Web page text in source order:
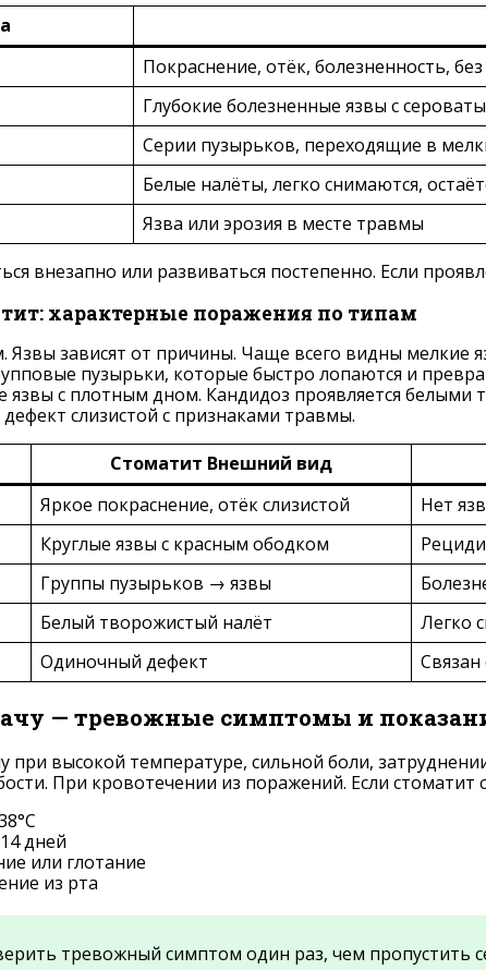
Покраснение, отёк, болезненность,
Глубокие болезненные язвы с
Серии пузырьков, переходящие в
Белые налёты, легко снимаются,
Язва или эрозия в месте травмы
внезапно или развиваться постепенно. Если
характерные поражения по типам
Язвы зависят от причины. Чаще всего видны
пузырьки, которые быстро лопаются и
язвы с плотным дном. Кандидоз проявляется
слизистой с признаками травмы.
Стоматит Внешний вид
Яркое покраснение, отёк слизистой
Нет
Круглые язвы с красным ободком
Группы пузырьков → язвы
Белый творожистый налёт
Легко
Одиночный дефект
— тревожные симптомы и
при высокой температуре, сильной боли,
При кровотечении из поражений. Если
дней
или глотание
из рта
тревожный симптом один раз, чем пропустить